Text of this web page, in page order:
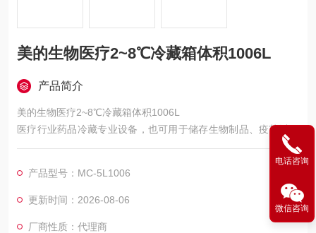
美的生物医疗2~8℃冷藏箱体积1006L
产品简介
美的生物医疗2~8℃冷藏箱体积1006L
医疗行业药品冷藏专业设备，也可用于储存生物制品、疫苗以及
试剂等，适用于药房、制药厂、医院、疾控中心、卫生所、各类
产品型号：MC-5L1006
更新时间：2026-08-06
厂商性质：代理商
电话咨询
微信咨询